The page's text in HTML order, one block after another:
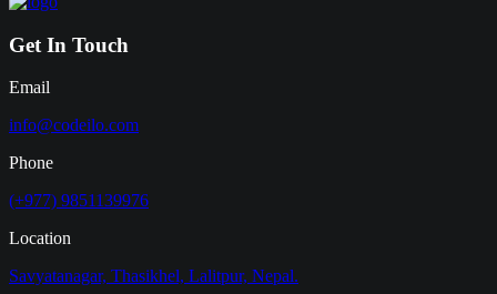
Get In Touch
Email
info@codeilo.com
Phone
(+977) 9851139976
Location
Savyatanagar, Thasikhel, Lalitpur, Nepal.